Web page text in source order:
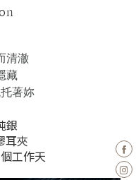
清澈
藏
著妳
銀
耳夾
工作天